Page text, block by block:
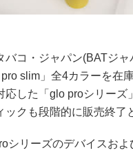
コ・ジャパン(BATジ
slim」全4カラーを在
応した「glo proシリーズ
クも段階的に販売終了
シリーズのデバイスお